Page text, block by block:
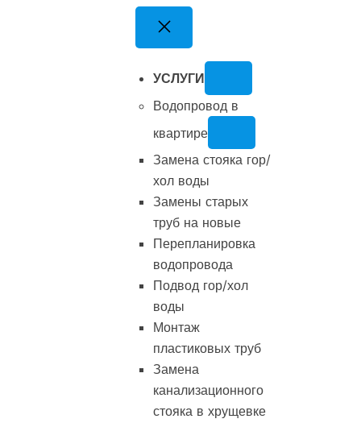
УСЛУГИ
Водопровод в
квартире
Замена стояка гор/
хол воды
Замены старых
труб на новые
Перепланировка
водопровода
Подвод гор/хол
воды
Монтаж
пластиковых труб
Замена
канализационного
стояка в хрущевке